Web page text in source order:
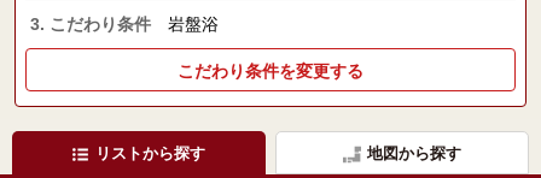
3. こだわり条件 岩盤浴
こだわり条件を変更する
リストから探す 地図から探す